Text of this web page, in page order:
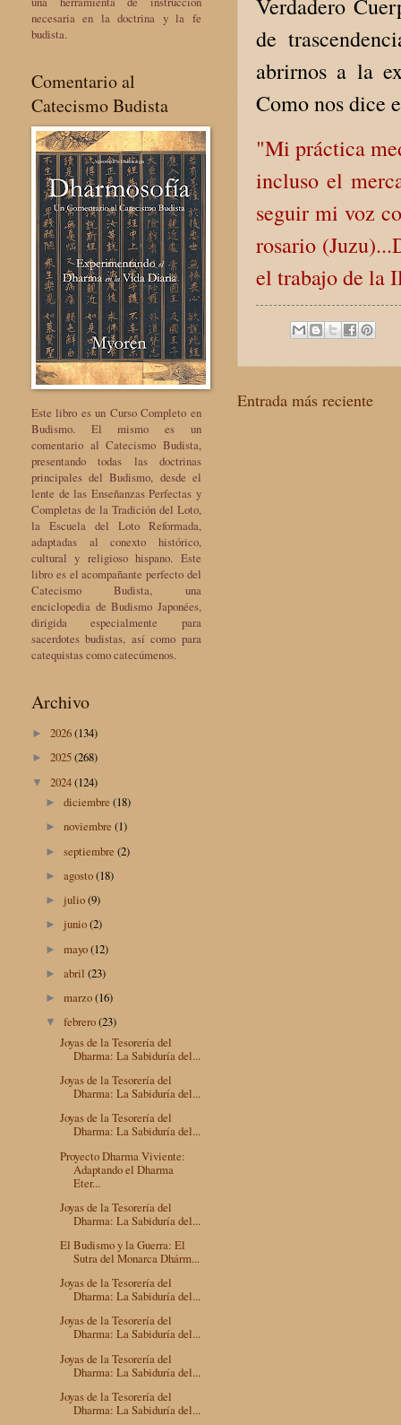
Verdadero
de
abrirnos a la
Como nos dice
"Mi práctica
incluso el
seguir mi voz
rosario
el trabajo de la
Entrada más reciente
necesaria en la doctrina y la fe
budista.
Comentario al
Catecismo Budista
Este libro es un Curso Completo en
Budismo. El mismo es un
comentario al Catecismo Budista,
presentando todas las doctrinas
principales del Budismo, desde el
lente de las Enseñanzas Perfectas y
Completas de la Tradición del Loto,
la Escuela del Loto Reformada,
adaptadas al conexto histórico,
cultural y religioso hispano. Este
libro es el acompañante perfecto del
Catecismo Budista, una
enciclopedia de Budismo Japonées,
dirigida especialmente para
sacerdotes budistas, así como para
catequistas como catecúmenos.
Archivo
► 2026(134)
► 2025(268)
▼ 2024(124)
►diciembre(18)
►noviembre(1)
►septiembre(2)
►agosto(18)
► julio(9)
► junio(2)
►mayo(12)
►abril(23)
►marzo(16)
▼febrero(23)
Joyas de la Tesorería del
Dharma: La Sabiduría del...
Joyas de la Tesorería del
Dharma: La Sabiduría del...
Joyas de la Tesorería del
Dharma: La Sabiduría del...
Proyecto Dharma Viviente:
Adaptando el Dharma
Eter...
Joyas de la Tesorería del
Dharma: La Sabiduría del...
El Budismo y la Guerra: El
Sutra del Monarca Dhárm...
Joyas de la Tesorería del
Dharma: La Sabiduría del...
Joyas de la Tesorería del
Dharma: La Sabiduría del...
Joyas de la Tesorería del
Dharma: La Sabiduría del...
Joyas de la Tesorería del
Dharma: La Sabiduría del...